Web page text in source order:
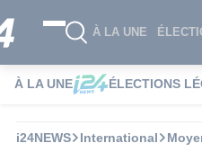
À LA UNE
À LA UNE ÉLECTIONS
i24NEWS International